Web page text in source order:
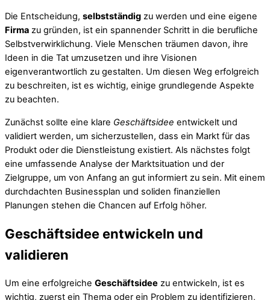
Die Entscheidung, selbstständig zu werden und eine eigene
Firma zu gründen, ist ein spannender Schritt in die berufliche
Selbstverwirklichung. Viele Menschen träumen davon, ihre
Ideen in die Tat umzusetzen und ihre Visionen
eigenverantwortlich zu gestalten. Um diesen Weg erfolgreich
zu beschreiten, ist es wichtig, einige grundlegende Aspekte
zu beachten.
Zunächst sollte eine klare Geschäftsidee entwickelt und
validiert werden, um sicherzustellen, dass ein Markt für das
Produkt oder die Dienstleistung existiert. Als nächstes folgt
eine umfassende Analyse der Marktsituation und der
Zielgruppe, um von Anfang an gut informiert zu sein. Mit einem
durchdachten Businessplan und soliden finanziellen
Planungen stehen die Chancen auf Erfolg höher.
Geschäftsidee entwickeln und
validieren
Um eine erfolgreiche Geschäftsidee zu entwickeln, ist es
wichtig, zuerst ein Thema oder ein Problem zu identifizieren,